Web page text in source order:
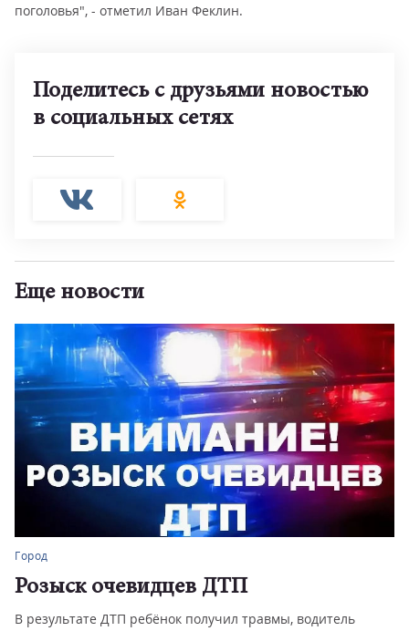
поголовья", - отметил Иван Феклин.
Поделитесь с друзьями новостью
в социальных сетях
Еще новости
Город
Розыск очевидцев ДТП
В результате ДТП ребёнок получил травмы, водитель